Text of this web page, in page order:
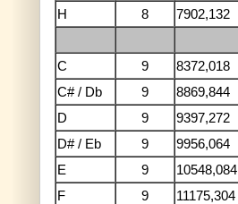
H
8 7902,132
C 9 8372,018
C# / Db
9 8869,844
D
9 9397,272
D# / Eb
9 9956,064
E
9 10548,084
F
9 11175,304